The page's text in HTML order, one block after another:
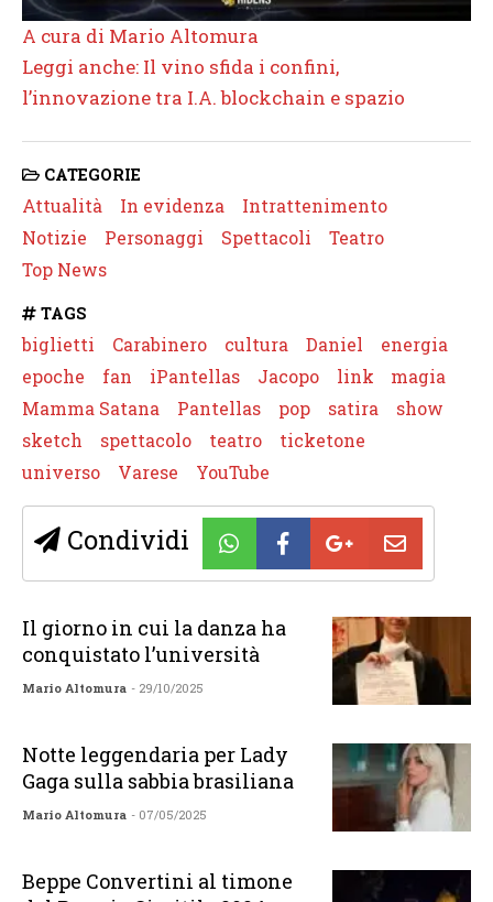
A cura di Mario Altomura
Leggi anche: Il vino sfida i confini,
l’innovazione tra I.A. blockchain e spazio
CATEGORIE
Attualità In evidenza
Intrattenimento
Notizie
Personaggi Spettacoli
Teatro
Top News
TAGS
biglietti Carabinero cultura Daniel
energia
epoche
fan iPantellas Jacopo link
magia
Mamma Satana
Pantellas pop satira
show
sketch
spettacolo teatro
ticketone
universo
Varese YouTube
Condividi
Il giorno in cui la danza ha
conquistato l’università
Mario Altomura - 29/10/2025
Notte leggendaria per Lady
Gaga sulla sabbia brasiliana
Mario Altomura - 07/05/2025
Beppe Convertini al timone